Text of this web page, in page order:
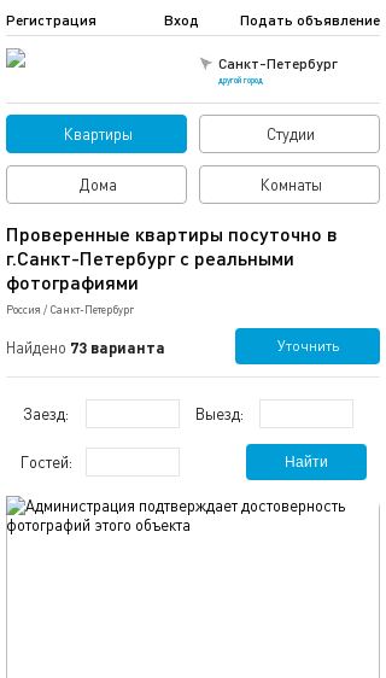
Санкт-Петербург
другой город
Подать объявление
Регистрация Вход
Квартиры Студии
Дома Комнаты
Проверенные квартиры посуточно в
г.Санкт-Петербург с реальными
фотографиями
Россия / Санкт-Петербург
Найдено 73 варианта Уточнить
Заезд: Выезд:
Гостей: Найти
обновлено 11.07.2026